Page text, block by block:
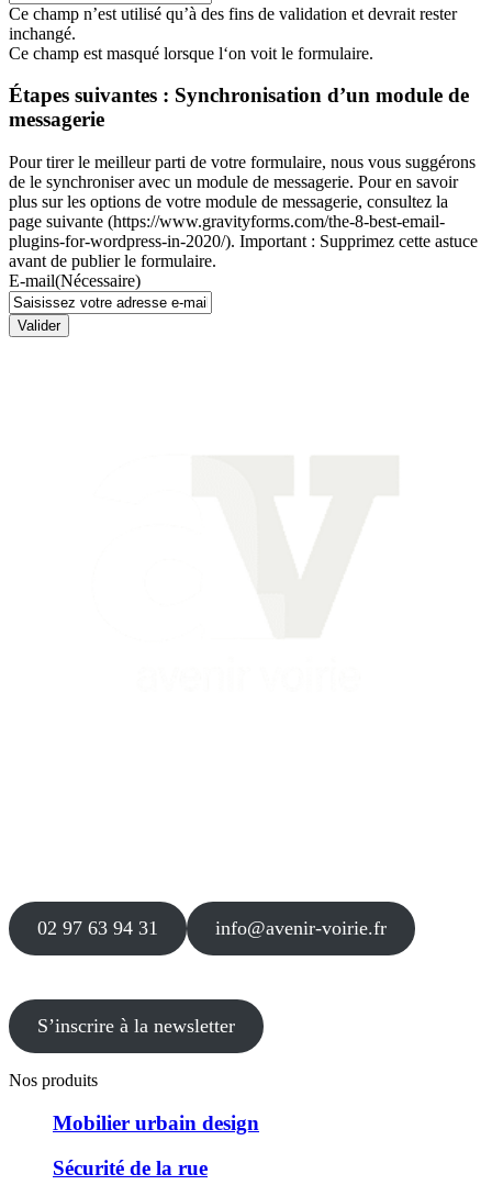
Ce champ n’est utilisé qu’à des fins de validation et devrait rester
inchangé.
Ce champ est masqué lorsque l‘on voit le formulaire.
Étapes suivantes : Synchronisation d’un module de
messagerie
Pour tirer le meilleur parti de votre formulaire, nous vous suggérons
de le synchroniser avec un module de messagerie. Pour en savoir
plus sur les options de votre module de messagerie, consultez la
page suivante (https://www.gravityforms.com/the-8-best-email-
plugins-for-wordpress-in-2020/). Important : Supprimez cette astuce
avant de publier le formulaire.
E-mail(Nécessaire)
Valider
02 97 63 94 31 info@avenir-voirie.fr
S’inscrire à la newsletter
Nos produits
Mobilier urbain design
Sécurité de la rue